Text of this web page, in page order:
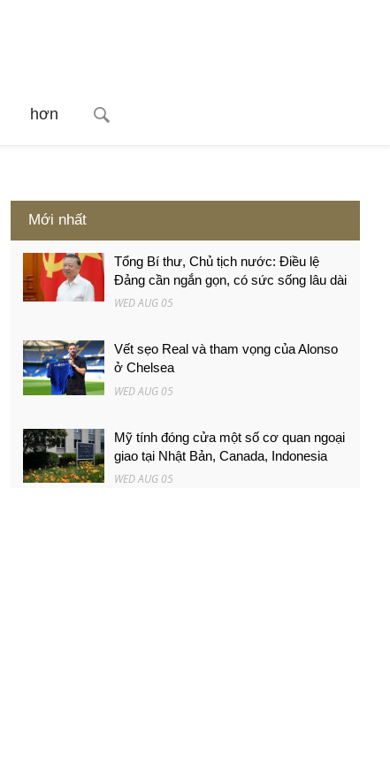
hơn
Mới nhất
Tổng Bí thư, Chủ tịch nước: Điều lệ
Đảng cần ngắn gọn, có sức sống lâu dài
WED AUG 05
Vết sẹo Real và tham vọng của Alonso
ở Chelsea
WED AUG 05
Mỹ tính đóng cửa một số cơ quan ngoại
giao tại Nhật Bản, Canada, Indonesia
WED AUG 05